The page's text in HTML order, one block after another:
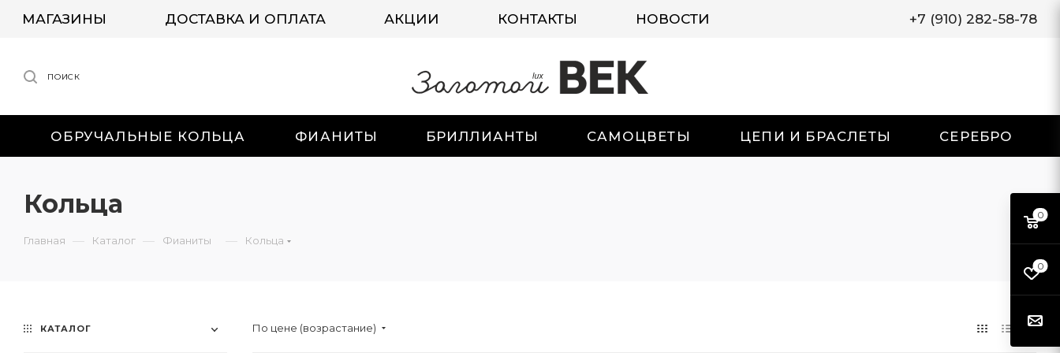
МАГАЗИНЫ ДОСТАВКА И ОПЛАТА АКЦИИ КОНТАКТЫ НОВОСТИ +7 (910) 282-58-78
ПОИСК
ОБРУЧАЛЬНЫЕ КОЛЬЦА ФИАНИТЫ БРИЛЛИАНТЫ САМОЦВЕТЫ ЦЕПИ И БРАСЛЕТЫ СЕРЕБРО
Кольца
Главная — Каталог — Фианиты — Кольца
По цене (возрастание)
КАТАЛОГ
0
0